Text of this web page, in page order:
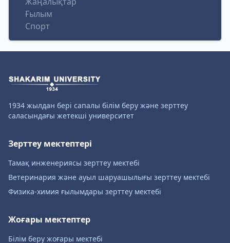
Ғылым
Спорт
1934 жылдан бері сапалы білім беру және зерттеу
саласындағы жетекші университет
Зерттеу мектептері
Тамақ инженериясы зерттеу мектебі
Ветеринария және ауыл шаруашылығы зерттеу мектебі
Физика-химия ғылымдары зерттеу мектебі
Жоғары мектептер
Білім беру жоғары мектебі